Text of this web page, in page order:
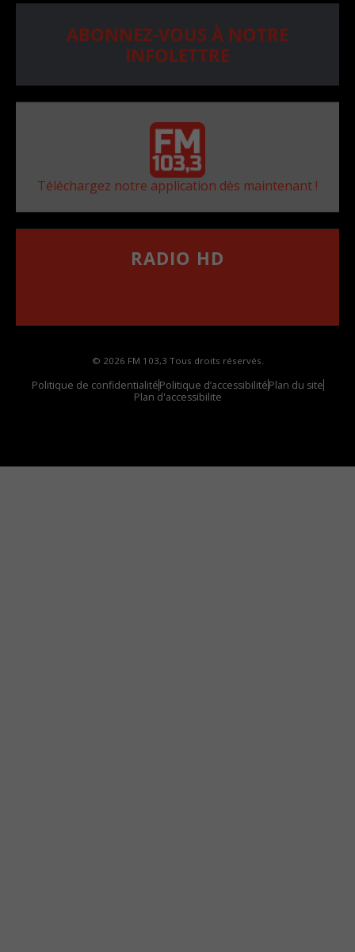
ABONNEZ-VOUS À NOTRE
INFOLETTRE
Téléchargez notre application dès maintenant !
RADIO HD
© 2026 FM 103,3 Tous droits réservés.
Politique de confidentialitéPolitique d’accessibilitéPlan du site
Plan d'accessibilite